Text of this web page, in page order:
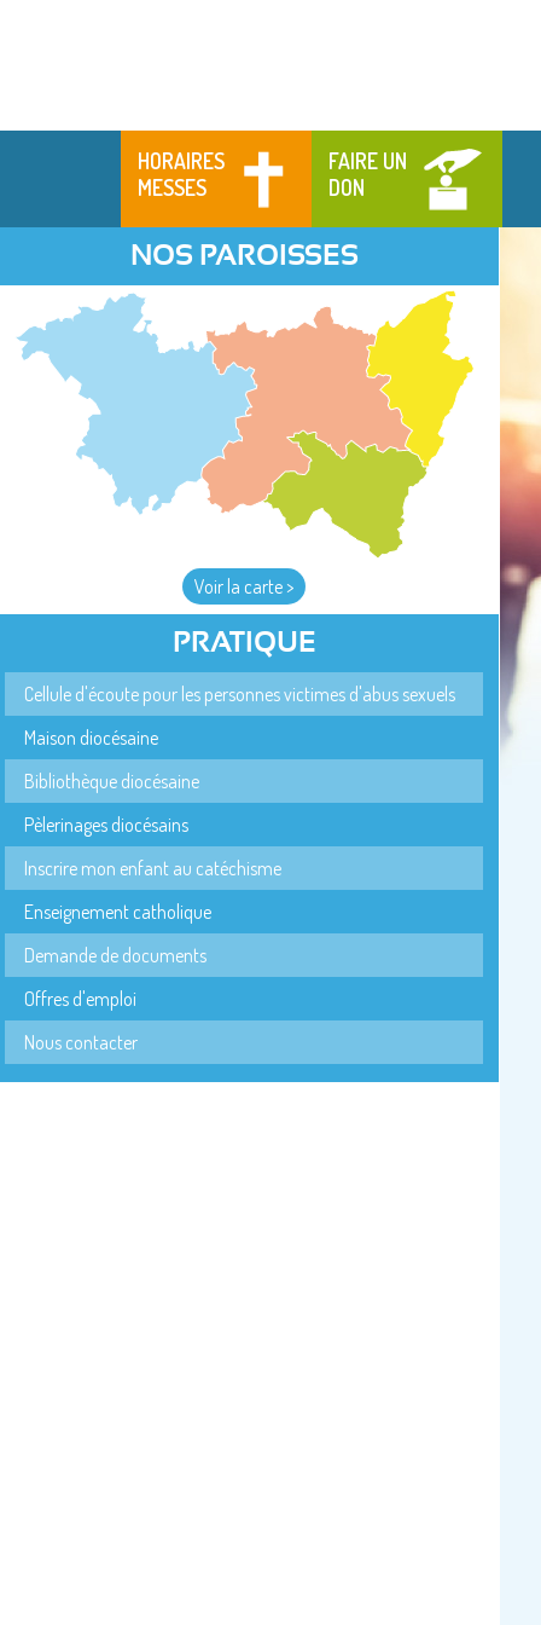
HORAIRES
MESSES
FAIRE UN
DON
NOS PAROISSES
Voir la carte >
PRATIQUE
Cellule d'écoute pour les personnes victimes d'abus sexuels
Maison diocésaine
Bibliothèque diocésaine
Pèlerinages diocésains
Inscrire mon enfant au catéchisme
Enseignement catholique
Demande de documents
Offres d'emploi
Nous contacter